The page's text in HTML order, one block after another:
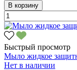
В корзину
Быстрый просмотр
Мыло жидкое
Нет в наличии